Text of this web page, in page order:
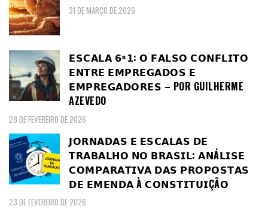
31 DE MARÇO DE 2026
𝗘𝗦𝗖𝗔𝗟𝗔 𝟲×𝟭: 𝗢 𝗙𝗔𝗟𝗦𝗢 𝗖𝗢𝗡𝗙𝗟𝗜𝗧𝗢
𝗘𝗡𝗧𝗥𝗘 𝗘𝗠𝗣𝗥𝗘𝗚𝗔𝗗𝗢𝗦 𝗘
𝗘𝗠𝗣𝗥𝗘𝗚𝗔𝗗𝗢𝗥𝗘𝗦 – POR GUILHERME
AZEVEDO
28 DE FEVEREIRO DE 2026
𝗝𝗢𝗥𝗡𝗔𝗗𝗔𝗦 𝗘 𝗘𝗦𝗖𝗔𝗟𝗔𝗦 𝗗𝗘
𝗧𝗥𝗔𝗕𝗔𝗟𝗛𝗢 𝗡𝗢 𝗕𝗥𝗔𝗦𝗜𝗟: 𝗔𝗡Á𝗟𝗜𝗦𝗘
𝗖𝗢𝗠𝗣𝗔𝗥𝗔𝗧𝗜𝗩𝗔 𝗗𝗔𝗦 𝗣𝗥𝗢𝗣𝗢𝗦𝗧𝗔𝗦
𝗗𝗘 𝗘𝗠𝗘𝗡𝗗𝗔 À 𝗖𝗢𝗡𝗦𝗧𝗜𝗧𝗨𝗜ÇÃ𝗢
23 DE FEVEREIRO DE 2026